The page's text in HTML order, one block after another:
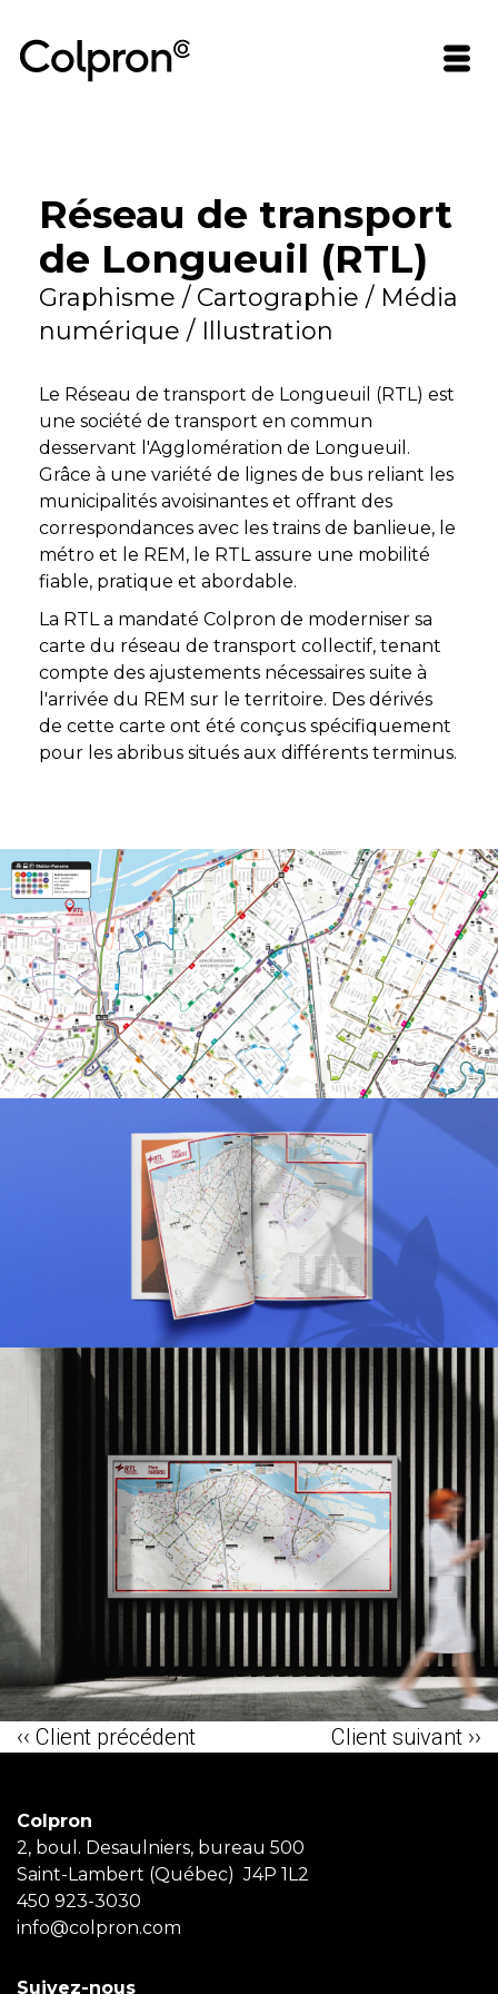
Réseau de transport
de Longueuil (RTL)
Graphisme / Cartographie / Média
numérique / Illustration
Le Réseau de transport de Longueuil (RTL) est
une société de transport en commun
desservant l'Agglomération de Longueuil.
Grâce à une variété de lignes de bus reliant les
municipalités avoisinantes et offrant des
correspondances avec les trains de banlieue, le
métro et le REM, le RTL assure une mobilité
fiable, pratique et abordable.
La RTL a mandaté Colpron de moderniser sa
carte du réseau de transport collectif, tenant
compte des ajustements nécessaires suite à
l'arrivée du REM sur le territoire. Des dérivés
de cette carte ont été conçus spécifiquement
pour les abribus situés aux différents terminus.
‹‹ Client précédent Client suivant ››
Colpron
2, boul. Desaulniers, bureau 500
Saint-Lambert (Québec) J4P 1L2
450 923-3030
info@colpron.com
Suivez-nous